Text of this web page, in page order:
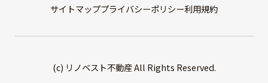
サイトマッププライバシーポリシー利用規約
(c) リノベスト不動産 All Rights Reserved.